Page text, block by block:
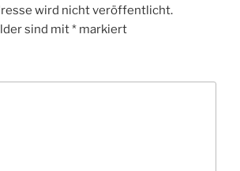
wird nicht veröffentlicht.
sind mit* markiert